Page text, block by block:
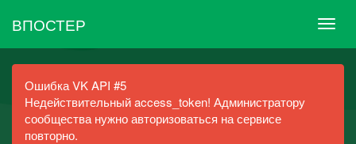
ВПОСТЕР
Ошибка VK API #5
Недействительный access_token! Администратору
сообщества нужно авторизоваться на сервисе
повторно.